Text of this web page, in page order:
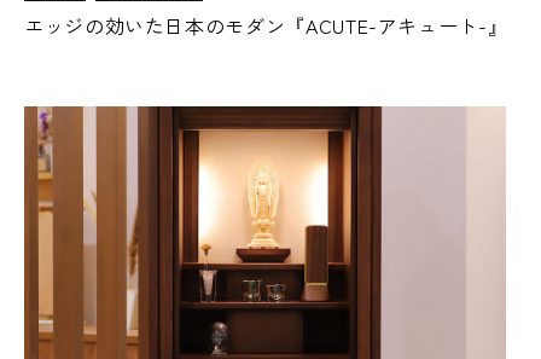
エッジの効いた日本のモダン『ACUTE-アキュート-』